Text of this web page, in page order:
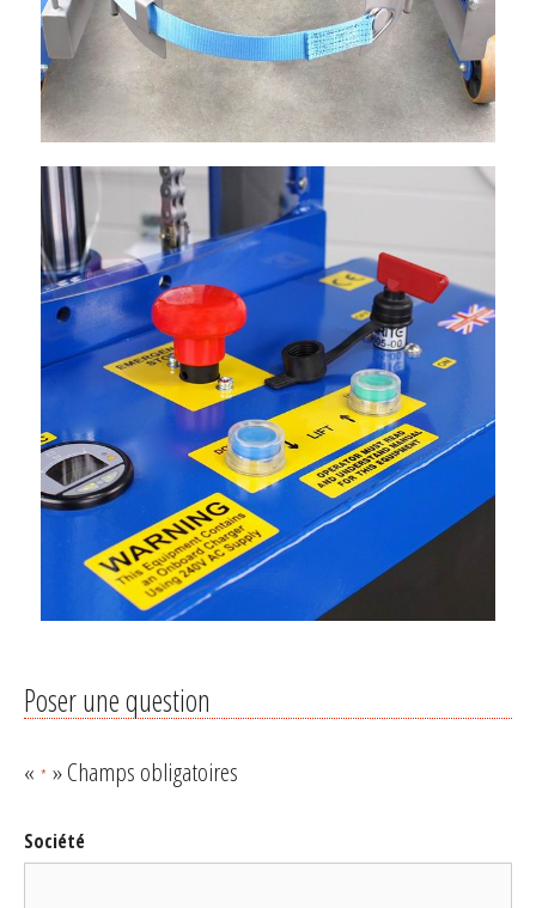
Poser une question
« * » Champs obligatoires
Société